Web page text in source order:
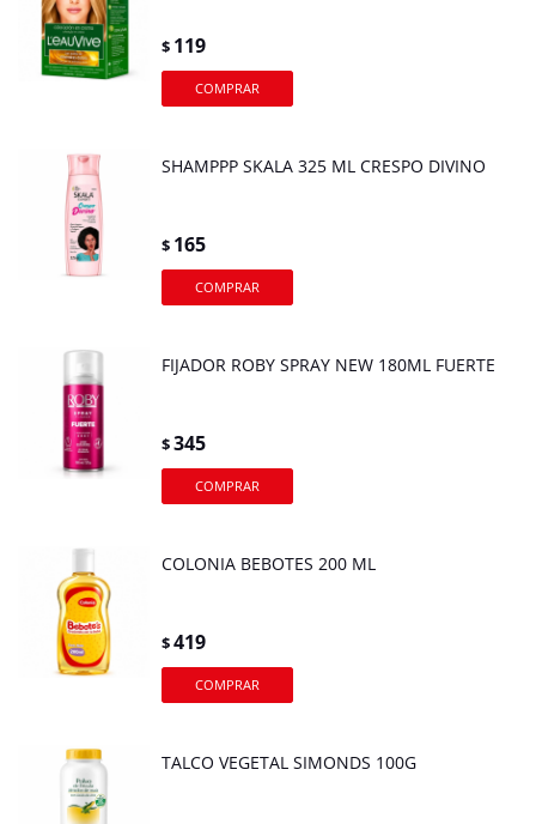
$ 119
SHAMPPP SKALA 325 ML CRESPO DIVINO
$ 165
FIJADOR ROBY SPRAY NEW 180ML FUERTE
$345
COLONIA BEBOTES 200 ML
$419
TALCO VEGETAL SIMONDS 100G